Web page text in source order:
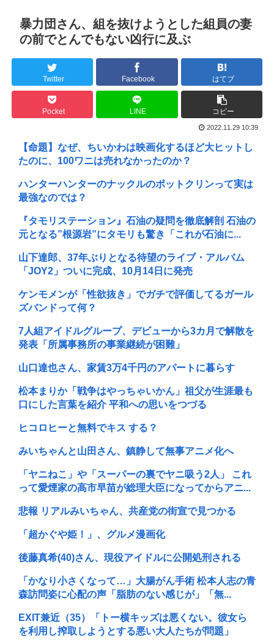
暴力団さん、組を抜けようとした組員の妻
の前でとんでもない凶行に及ぶ
Twitter Facebook はてブ
Pocket LINE コピー
2022.11.29 10:39
【命題】なぜ、ちいかわは映画化するほど大ヒットし
たのに、100ワニは売れなかったのか？
ハンターハンターのナックルのポットクリンって実は
最強なのでは？
『タモリステーション』石油の疑問を徹底解剖 石油の
元となる”根源岩”にタモリも驚き「これが石油に...
山下達郎、37年ぶりとなる待望のライブ・アルバム
「JOY2」ついに完成、10月14日に発売
ケンモメンが「性欲抜き」でガチで評価してるガール
ズバンドって何？
7人組アイドルグループ、デビューから3カ月で解散を
発表「所属事務所の事業継続が困難」
山口達也さん、家賃3万4千円のアパートに暮らす
松本まりか「戦争はやっちゃいかん」祖父が生涯最も
口にした言葉を紹介 平和への思いをつづる
ヒコロヒーと無料でキス する？
みいちゃんと山田さん、鎮静して無事アニメ化へ
「ヤニねこ」や「スーパーの裏でヤニ吸う2人」 これ
って愛煙家の高市早苗が総理大臣になってからアニ...
悲報 リアルみいちゃん、共産党の街宣で見つかる
「超かぐや姫！」、グルメ漫画化
後藤真希(40)さん、現役アイドルに公開処刑される
「かなり小さくなって…」大腸がん手術 松本人志の青
森訪問姿に心配の声「脂肪のない感じが」「無...
EXIT兼近（35）「トー横キッズは悪くない。彼女ら
を利用し搾取しようとする悪い大人たちが問題」